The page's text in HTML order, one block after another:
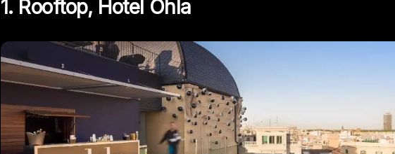
1. Rooftop, Hotel Ohla